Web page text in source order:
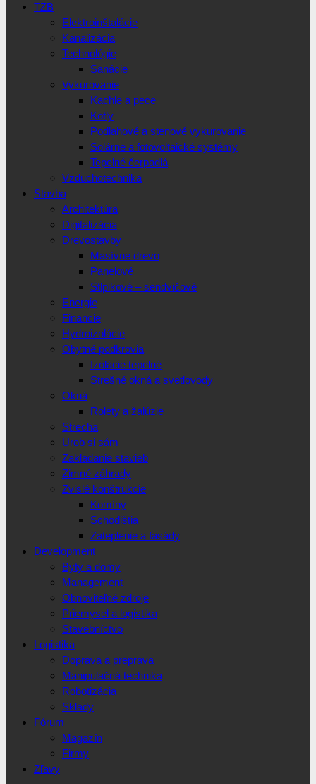
TZB
Elektroinštalácie
Kanalizácia
Technológie
Sanácie
Vykurovanie
Kachle a pece
Kotly
Podlahové a stenové vykurovanie
Solárne a fotovoltaické systémy
Tepelné čerpadlá
Vzduchotechnika
Stavba
Architektúra
Digitalizácia
Drevostavby
Masívne drevo
Panelové
Stlpikové – sendvičové
Energie
Financie
Hydroizolácie
Obytné podkrovia
Izolácie tepelné
Strešné okná a svetlovody
Okná
Rolety a žalúzie
Strecha
Urob si sám
Zakladanie stavieb
Zimné záhrady
Zvislé konštrukcie
Komíny
Schodištia
Zateplenie a fasády
Development
Byty a domy
Management
Obnoviteľné zdroje
Priemysel a logistika
Stavebníctvo
Logistika
Doprava a preprava
Manipulačná technika
Robotizácia
Sklady
Fórum
Magazín
Firmy
Zľavy